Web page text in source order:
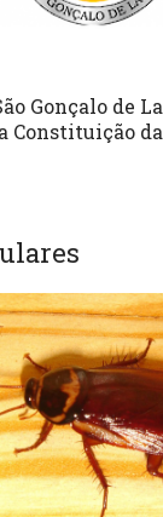
Gonçalo de
Constituição